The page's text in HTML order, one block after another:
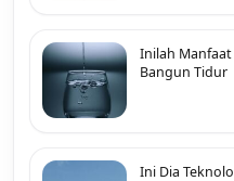
Inilah
Bangun Tidur
Ini Dia